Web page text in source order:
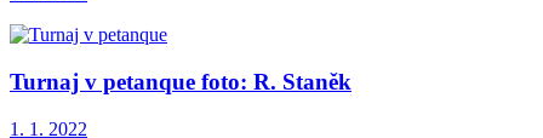
Turnaj v petanque foto: R. Staněk
1. 1. 2022